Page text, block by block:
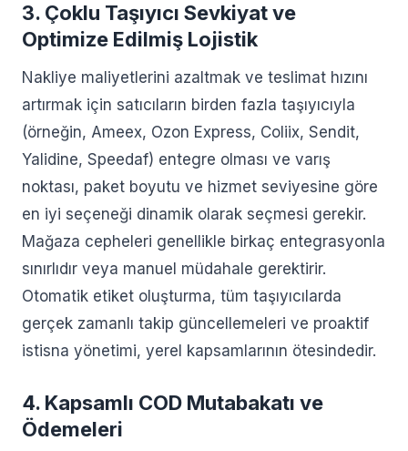
3. Çoklu Taşıyıcı Sevkiyat ve
Optimize Edilmiş Lojistik
Nakliye maliyetlerini azaltmak ve teslimat hızını
artırmak için satıcıların birden fazla taşıyıcıyla
(örneğin, Ameex, Ozon Express, Coliix, Sendit,
Yalidine, Speedaf) entegre olması ve varış
noktası, paket boyutu ve hizmet seviyesine göre
en iyi seçeneği dinamik olarak seçmesi gerekir.
Mağaza cepheleri genellikle birkaç entegrasyonla
sınırlıdır veya manuel müdahale gerektirir.
Otomatik etiket oluşturma, tüm taşıyıcılarda
gerçek zamanlı takip güncellemeleri ve proaktif
istisna yönetimi, yerel kapsamlarının ötesindedir.
4. Kapsamlı COD Mutabakatı ve
Ödemeleri